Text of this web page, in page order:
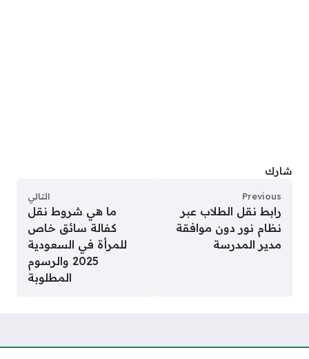
شارك
Previous
رابط نقل الطلاب عبر
نظام نور دون موافقة
مدير المدرسة
التالي
ما هي شروط نقل
كفالة سائق خاص
للمرأة في السعودية
2025 والرسوم
المطلوبة